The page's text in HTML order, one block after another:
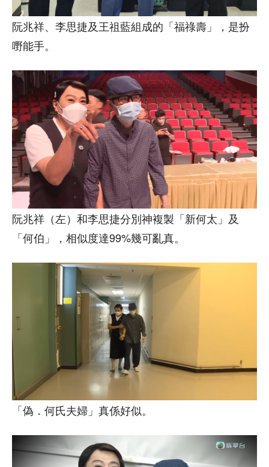
阮兆祥、李思捷及王祖藍組成的「福祿壽」，是扮
嘢能手。
阮兆祥（左）和李思捷分別神複製「新何太」及
「何伯」，相似度達99%幾可亂真。
「偽．何氏夫婦」真係好似。